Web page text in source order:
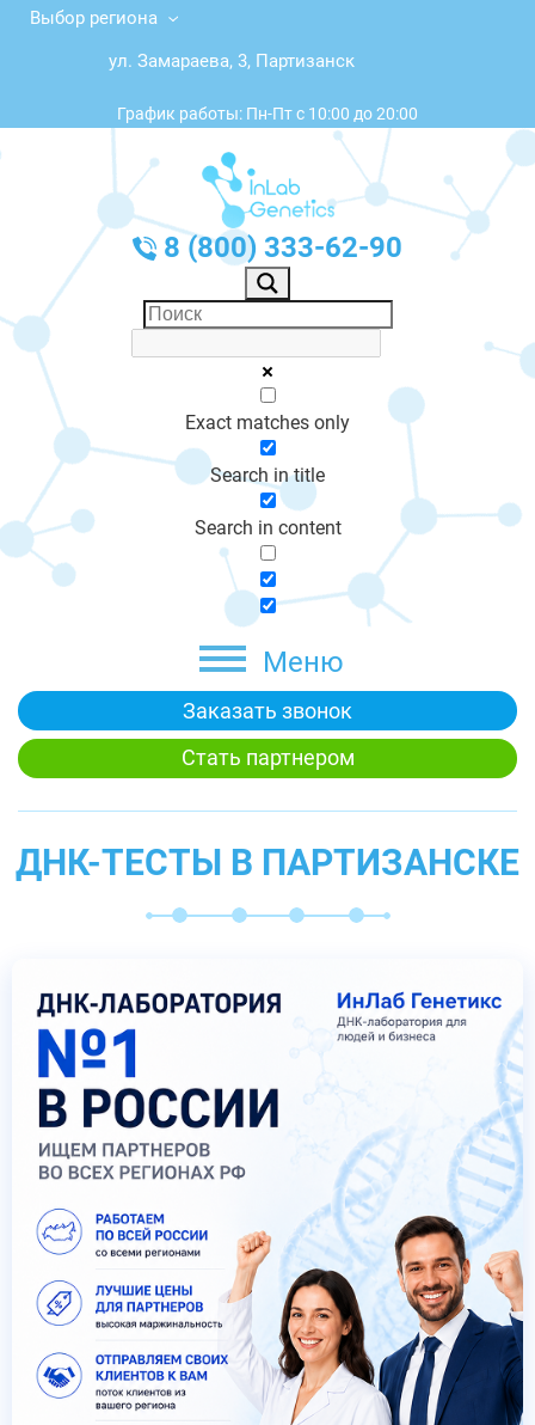
Выбор региона
ул. Замараева, 3, Партизанск
График работы: Пн-Пт с 10:00 до 20:00
8 (800) 333-62-90
Exact matches only
Search in title
Search in content
Меню
Заказать звонок
Стать партнером
ДНК-ТЕСТЫ В ПАРТИЗАНСКЕ